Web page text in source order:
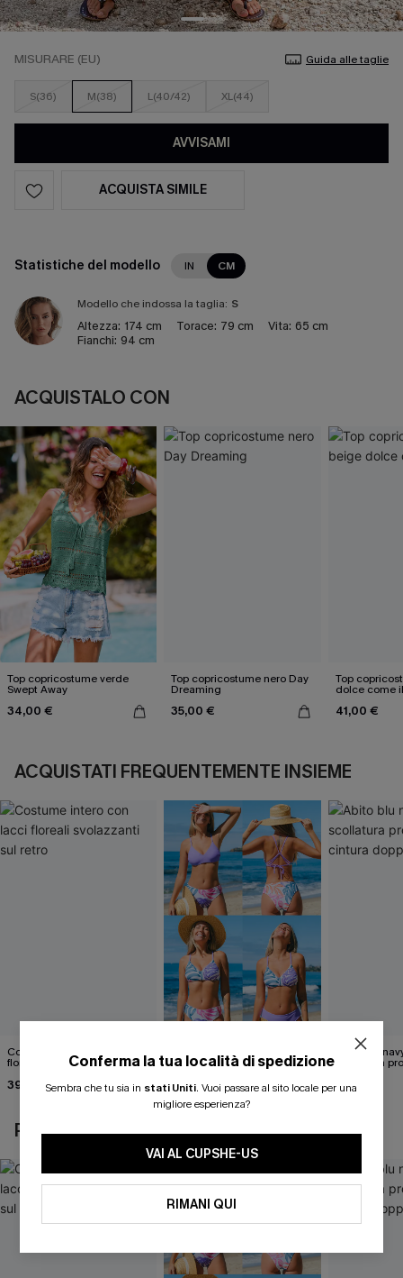
MISURARE (EU) Guida alle taglie
S(36) M(38) L(40/42) XL(44)
AVVISAMI
ACQUISTA SIMILE
Statistiche del modello IN CM
Modello che indossa la taglia: S
Altezza: 174 cm Torace: 79 cm Vita: 65 cm
Fianchi: 94 cm
ACQUISTALO CON
Top copricostume verde
Swept Away
34,00 €
Top copricostume nero Day
Dreaming
35,00 €
Top
dolce come
41,00 €
ACQUISTATI FREQUENTEMENTE INSIEME
Costume intero con lacci
floreali svolazzanti sul retro
39,00 €
reversibile e pantaloni a vita
40,00 €
Abito blu
scollatura
24,90 €
POTREBBE INTERESSARTI ANCHE
Conferma la tua località di spedizione
Sembra che tu sia in stati Uniti. Vuoi passare al sito locale per una
migliore esperienza?
VAI AL CUPSHE-US
RIMANI QUI